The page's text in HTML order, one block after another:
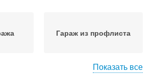
Гараж из профлиста
Показать все